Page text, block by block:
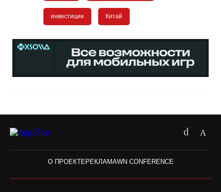
инвестиции Китай
О ПРОЕКТЕРЕКЛАМАWN CONFERENCE